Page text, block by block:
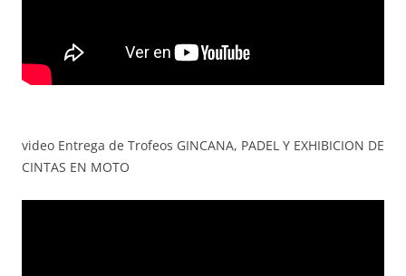
video Entrega de Trofeos GINCANA, PADEL Y EXHIBICION DE
CINTAS EN MOTO